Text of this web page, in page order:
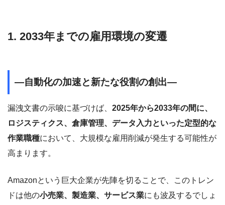
1. 2033年までの雇用環境の変遷
―自動化の加速と新たな役割の創出―
漏洩文書の示唆に基づけば、 2025年から2033年の間に、
ロジスティクス、倉庫管理、データ入力といった定型的な
作業職種において、大規模な雇用削減が発生する可能性が
高まります。
Amazonという巨大企業が先陣を切ることで、このトレン
ドは他の小売業、製造業、サービス業にも波及するでしょ